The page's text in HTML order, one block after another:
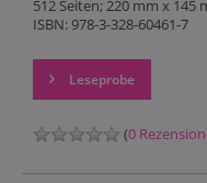
512 Seiten; 220 mm x 145
ISBN: 978-3-328-60461-7
Leseprobe
(0